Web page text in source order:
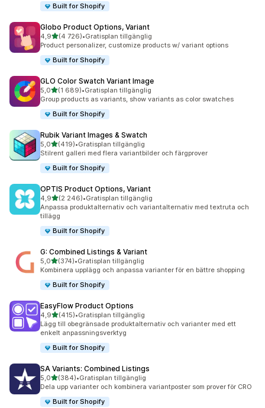
Built for Shopify
Globo Product Options, Variant
4,9av 5 stjärnor
(4 726)
4726 recensioner totalt
•Gratisplan tillgänglig
Product personalizer, customize products w/ variant options
Built for Shopify
GLO Color Swatch Variant Image
5,0av 5 stjärnor
(1 689)
1689 recensioner totalt
•Gratisplan tillgänglig
Group products as variants, show variants as color swatches
Built for Shopify
Rubik Variant Images & Swatch
5,0av 5 stjärnor
(419)
419 recensioner totalt
•Gratisplan tillgänglig
Stilrent galleri med flera variantbilder och färgprover
Built for Shopify
OPTIS Product Options, Variant
4,9av 5 stjärnor
(2 246)
2246 recensioner totalt
•Gratisplan tillgänglig
Anpassa produktalternativ och variantalternativ med textruta och
tillägg
Built for Shopify
G: Combined Listings & Variant
5,0av 5 stjärnor
(374)
374 recensioner totalt
•Gratisplan tillgänglig
Kombinera upplägg och anpassa varianter för en bättre shopping
Built for Shopify
EasyFlow Product Options
4,9av 5 stjärnor
(415)
415 recensioner totalt
•Gratisplan tillgänglig
Lägg till obegränsade produktalternativ och varianter med ett
enkelt anpassningsverktyg
Built for Shopify
SA Variants: Combined Listings
5,0av 5 stjärnor
(384)
384 recensioner totalt
•Gratisplan tillgänglig
Dela upp varianter och kombinera variantposter som prover för CRO
Built for Shopify